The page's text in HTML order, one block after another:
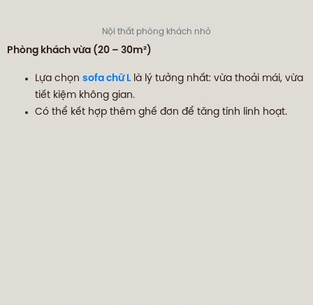
Nội thất phòng khách nhỏ
Phòng khách vừa (20 – 30m²)
Lựa chọn sofa chữ Llà lý tưởng nhất: vừa thoải mái, vừa
tiết kiệm không gian.
Có thể kết hợp thêm ghế đơn để tăng tính linh hoạt.